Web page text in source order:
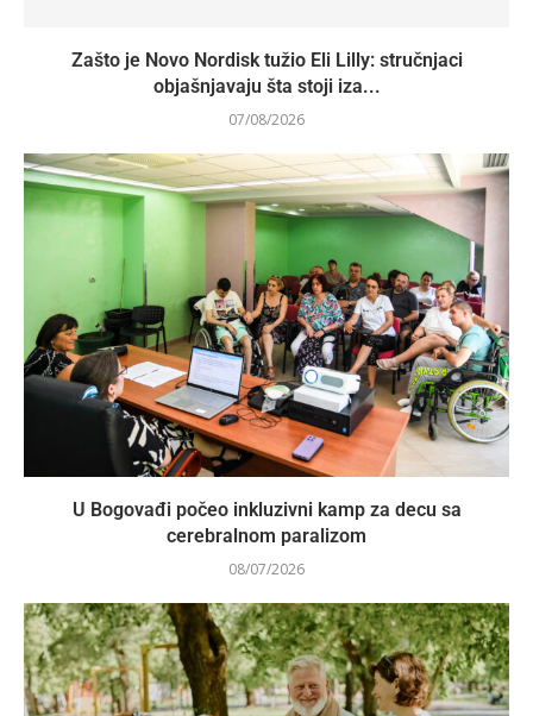
Zašto je Novo Nordisk tužio Eli Lilly: stručnjaci
objašnjavaju šta stoji iza...
07/08/2026
U Bogovađi počeo inkluzivni kamp za decu sa
cerebralnom paralizom
08/07/2026